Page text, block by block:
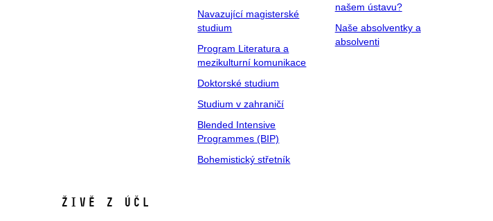
Navazující magisterské
studium
Program Literatura a
mezikulturní komunikace
Doktorské studium
Studium v zahraničí
Blended Intensive
Programmes (BIP)
Bohemistický střetník
našem ústavu?
Naše absolventky a
absolventi
Živě z ÚČL